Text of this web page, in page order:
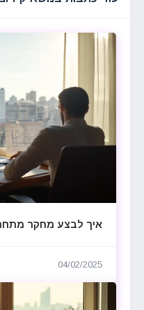
איך לבצע מחקר
04/02/2025